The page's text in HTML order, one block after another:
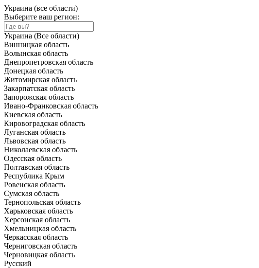
Украина (все области)
Выберите ваш регион:
Украина (Все области)
Винницкая область
Волынская область
Днепропетровская область
Донецкая область
Житомирская область
Закарпатская область
Запорожская область
Ивано-Франковская область
Киевская область
Кировоградская область
Луганская область
Львовская область
Николаевская область
Одесская область
Полтавская область
Республика Крым
Ровенская область
Сумская область
Тернопольская область
Харьковская область
Херсонская область
Хмельницкая область
Черкасская область
Черниговская область
Черновицкая область
Русский